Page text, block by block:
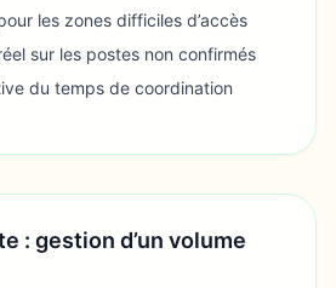
les zones difficiles d’accès
sur les postes non confirmés
du temps de coordination
: gestion d’un volume